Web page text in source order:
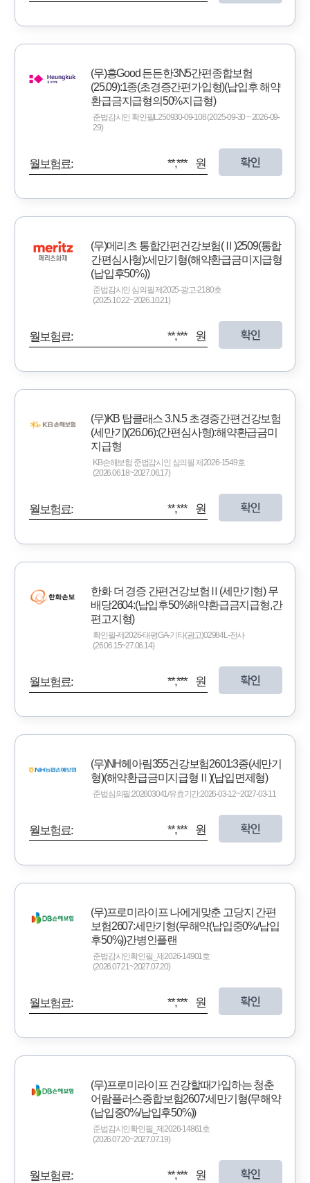
(무)흥Good 든든한3N5간편종합보험
(25.09):1종(초경증간편가입형)(납입후 해약
환급금지급형의50%지급형)
준법감시인 확인필L250930-09-108 (2025-09-30 ~ 2026-09-
29)
월보험료: **,*** 원 확인
(무)메리츠 통합간편건강보험(Ⅱ)2509(통합
간편심사형):세만기형(해약환급금미지급형
(납입후50%))
준법감시인 심의필 제2025-광고-2180호
(2025.10.22~2026.10.21)
월보험료: **,*** 원 확인
(무)KB 탑클래스 3.N.5 초경증간편건강보험
(세만기)(26.06):(간편심사형):해약환급금미
지급형
KB손해보험 준법감시인 심의필 제2026-1549호
(2026.06.18~2027.06.17)
월보험료: **,*** 원 확인
한화 더 경증 간편건강보험Ⅱ(세만기형) 무
배당2604:(납입후50%해약환급금지급형,간
편고지형)
확인필-제2026-태평GA-기타(광고)02984L-전사
(26.06.15~27.06.14)
월보험료: **,*** 원 확인
(무)NH헤아림355건강보험2601:3종(세만기
형)(해약환급금미지급형Ⅱ)(납입면제형)
준법심의필:202603041/유효기간:2026-03-12~2027-03-11
월보험료: **,*** 원 확인
(무)프로미라이프 나에게맞춘 고당지 간편
보험2607:세만기형(무해약(납입중0%/납입
후50%))간병인플랜
준법감시인확인필_제2026-14901호
(2026.07.21~2027.07.20)
월보험료: **,*** 원 확인
(무)프로미라이프 건강할때가입하는 청춘
어람플러스종합보험2607:세만기형(무해약
(납입중0%/납입후50%))
준법감시인확인필_제2026-14861호
(2026.07.20~2027.07.19)
월보험료: **,*** 원 확인